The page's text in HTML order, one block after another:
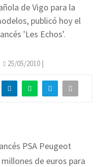
de Vigo para la
publicó hoy el
'Les Echos'.
25/05/2010 |
PSA Peugeot
de euros para